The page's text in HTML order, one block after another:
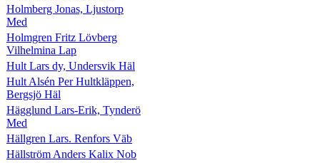
Holmberg Jonas, Ljustorp
Med
Holmgren Fritz Lövberg
Vilhelmina Lap
Hult Lars dy, Undersvik Häl
Hult Alsén Per Hultkläppen,
Bergsjö Häl
Hägglund Lars-Erik, Tynderö
Med
Hällgren Lars. Renfors Väb
Hällström Anders Kalix Nob